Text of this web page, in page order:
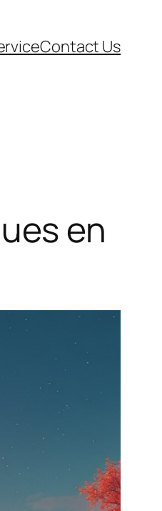
Contact Us
en